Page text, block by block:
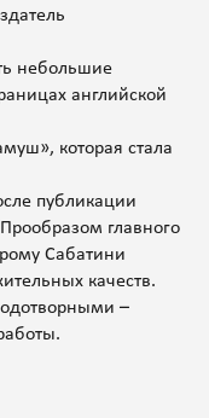
небольшие
английской
которая стала
публикации
главного
Сабатини
качеств.
–